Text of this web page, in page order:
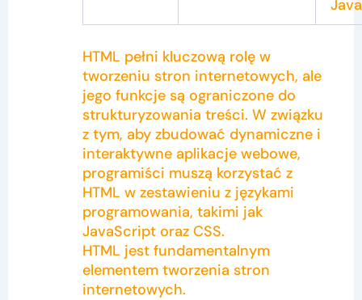
HTML pełni kluczową rolę w
tworzeniu stron internetowych, ale
jego funkcje są ograniczone do
strukturyzowania treści. W związku
z tym, aby zbudować dynamiczne i
interaktywne aplikacje webowe,
programiści muszą korzystać z
HTML w zestawieniu z językami
programowania, takimi jak
JavaScript oraz CSS.
HTML jest fundamentalnym
elementem tworzenia stron
internetowych.